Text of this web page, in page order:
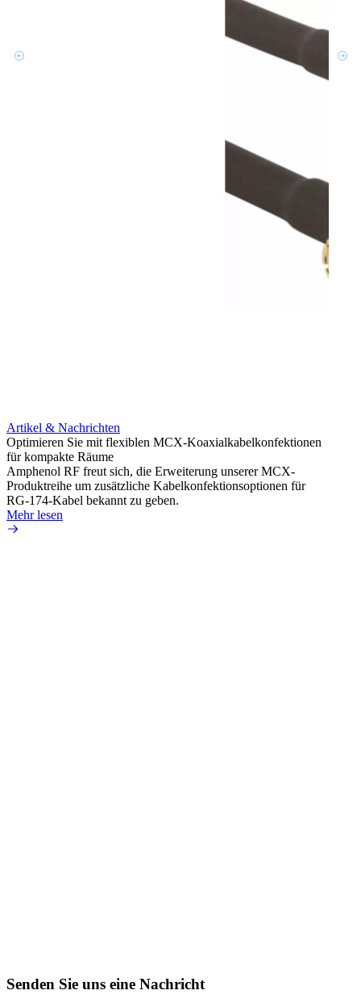
Artikel & Nachrichten
Optimieren Sie mit flexiblen MCX-Koaxialkabelkonfektionen
für kompakte Räume
Amphenol RF freut sich, die Erweiterung unserer MCX-
Produktreihe um zusätzliche Kabelkonfektionsoptionen für
RG-174-Kabel bekannt zu geben.
Mehr lesen
Senden Sie uns eine Nachricht